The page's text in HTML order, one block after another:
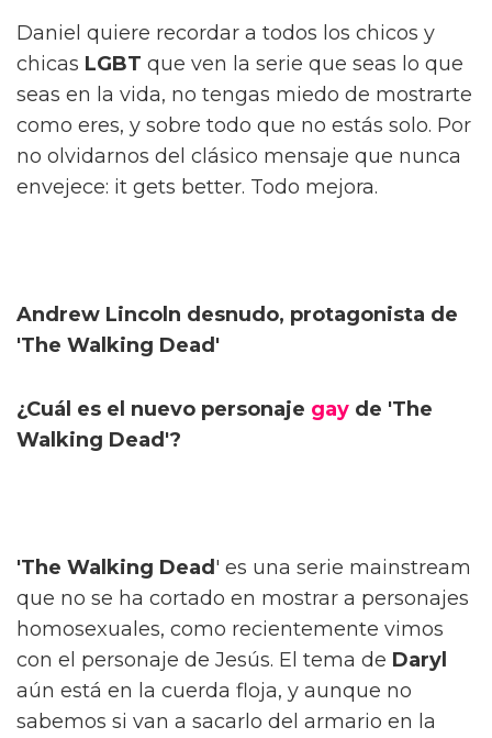
Daniel quiere recordar a todos los chicos y
chicas LGBT que ven la serie que seas lo que
seas en la vida, no tengas miedo de mostrarte
como eres, y sobre todo que no estás solo. Por
no olvidarnos del clásico mensaje que nunca
envejece: it gets better. Todo mejora.
Andrew Lincoln desnudo, protagonista de
'The Walking Dead'
¿Cuál es el nuevo personaje gay de 'The
Walking Dead'?
'The Walking Dead ' es una serie mainstream
que no se ha cortado en mostrar a personajes
homosexuales, como recientemente vimos
con el personaje de Jesús. El tema de Daryl
aún está en la cuerda floja, y aunque no
sabemos si van a sacarlo del armario en la